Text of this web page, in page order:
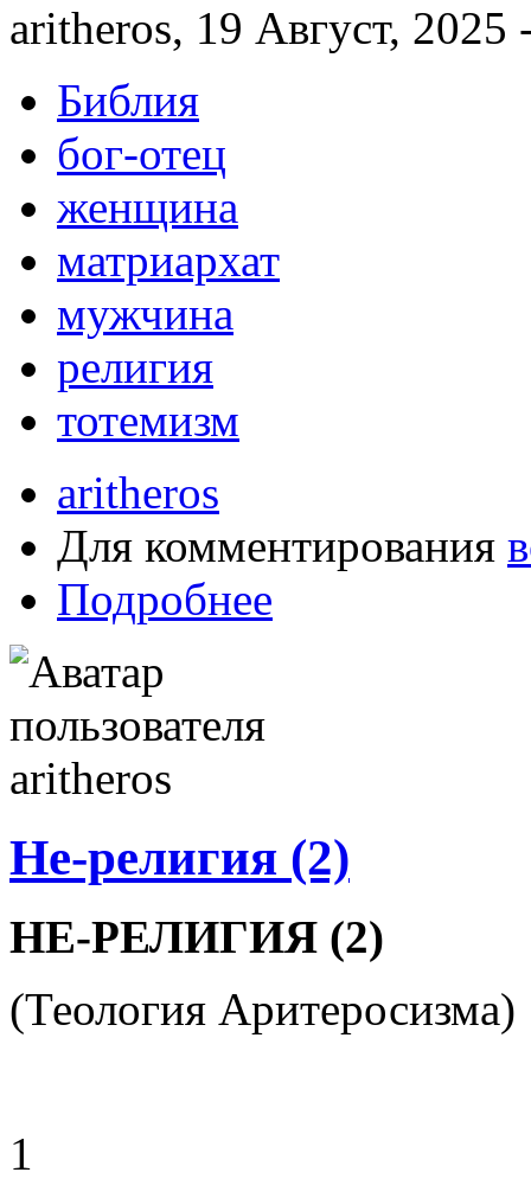
aritheros, 19 Август, 2025
Библия
бог-отец
женщина
матриархат
мужчина
религия
тотемизм
aritheros
Для комментирования
Подробнее
Не-религия (2)
НЕ-РЕЛИГИЯ (2)
(Теология Аритеросизма)
1